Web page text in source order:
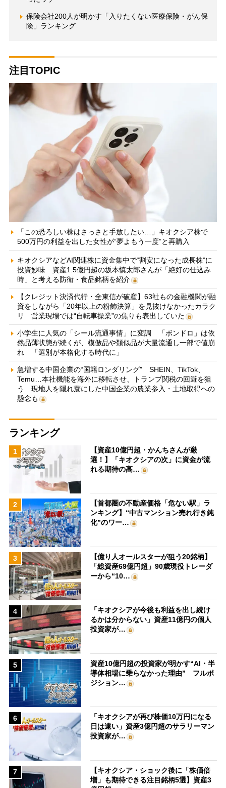
保険会社200人が明かす「入りたくない医療保険・がん保
険」ランキング
注目TOPIC
「この恐ろしい株はさっさと手放したい…」キオクシア株で
500万円の利益を出した女性が“夢よもう一度”と再購入
キオクシアなどAI関連株に資金集中で“割安になった成長株”に
投資妙味 資産1.5億円超の坂本慎太郎さんが「絶好の仕込み
時」と考える防衛・食品銘柄を紹介
【クレジット決済代行・全東信が破産】63社もの金融機関が融
資をしながら「20年以上の粉飾決算」を見抜けなかったカラク
リ 営業現場では“自転車操業”の焦りも表出していた
小学生に人気の「シール流通事情」に変調 「ボンドロ」は依
然品薄状態が続くが、模倣品や類似品が大量流通し一部で値崩
れ 「選別が本格化する時代に」
急増する中国企業の“国籍ロンダリング” SHEIN、TikTok、
Temu…本社機能を海外に移転させ、トランプ関税の回避を狙
う 現地人を隠れ蓑にした中国企業の農業参入・土地取得への
懸念も
ランキング
1
【資産10億円超・かんちさんが厳
選！】「キオクシアの次」に資金が流
れる期待の高…
2
【首都圏の不動産価格「危ない駅」ラ
ンキング】“中古マンション売れ行き鈍
化”のワー…
3
【億り人オールスターが狙う20銘柄】
「総資産69億円超」90歳現役トレーダ
ーから“10…
4
「キオクシアが今後も利益を出し続け
るかは分からない」資産11億円の個人
投資家が…
5
資産10億円超の投資家が明かす“AI・半
導体相場に乗らなかった理由” フルポ
ジション…
6
「キオクシアが再び株価10万円になる
日は遠い」資産3億円超のサラリーマン
投資家が…
7
【キオクシア・ショック後に「株価倍
増」も期待できる注目銘柄5選】資産3